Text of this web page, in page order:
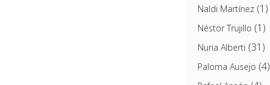
Naldi Martínez(1)
Néstor Trujillo (1)
Nuria Alberti (31)
Paloma Ausejo (4)